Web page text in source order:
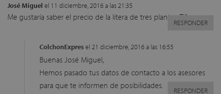
José Miguel el 11 diciembre, 2016 a las 21:35
Me gustaría saber el precio de la litera de tres plantas. Tif: xxxxxx
RESPONDER
ColchonExpresel 21 diciembre, 2016 a las 16:55
Buenas José Miguel,
Hemos pasado tus datos de contacto a los asesores
para que te informen de posibilidades.
RESPONDER